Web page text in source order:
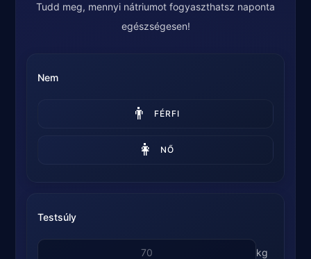
Tudd meg, mennyi nátriumot fogyaszthatsz naponta
egészségesen!
Nem
👨 FÉRFI
👩 NŐ
Testsúly
kg